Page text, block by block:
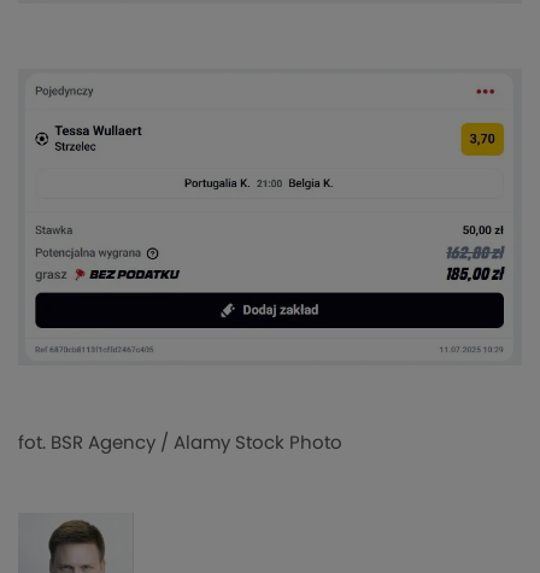
fot. BSR Agency / Alamy Stock Photo